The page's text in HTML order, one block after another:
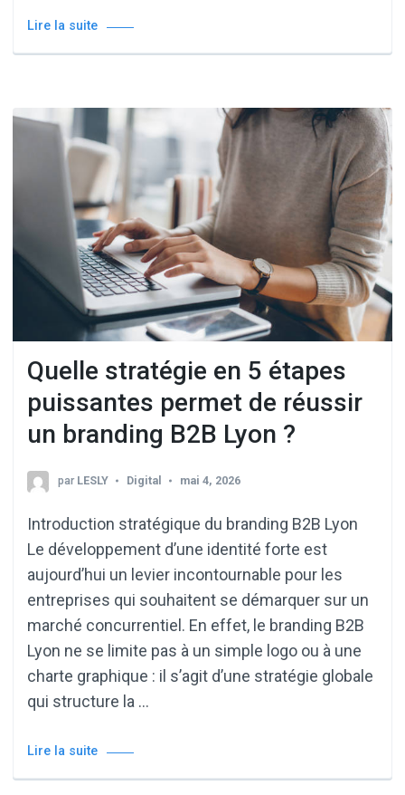
Lire la suite
Quelle stratégie en 5 étapes
puissantes permet de réussir
un branding B2B Lyon ?
par LESLY Digital mai 4, 2026
Introduction stratégique du branding B2B Lyon
Le développement d’une identité forte est
aujourd’hui un levier incontournable pour les
entreprises qui souhaitent se démarquer sur un
marché concurrentiel. En effet, le branding B2B
Lyon ne se limite pas à un simple logo ou à une
charte graphique : il s’agit d’une stratégie globale
qui structure la …
Lire la suite